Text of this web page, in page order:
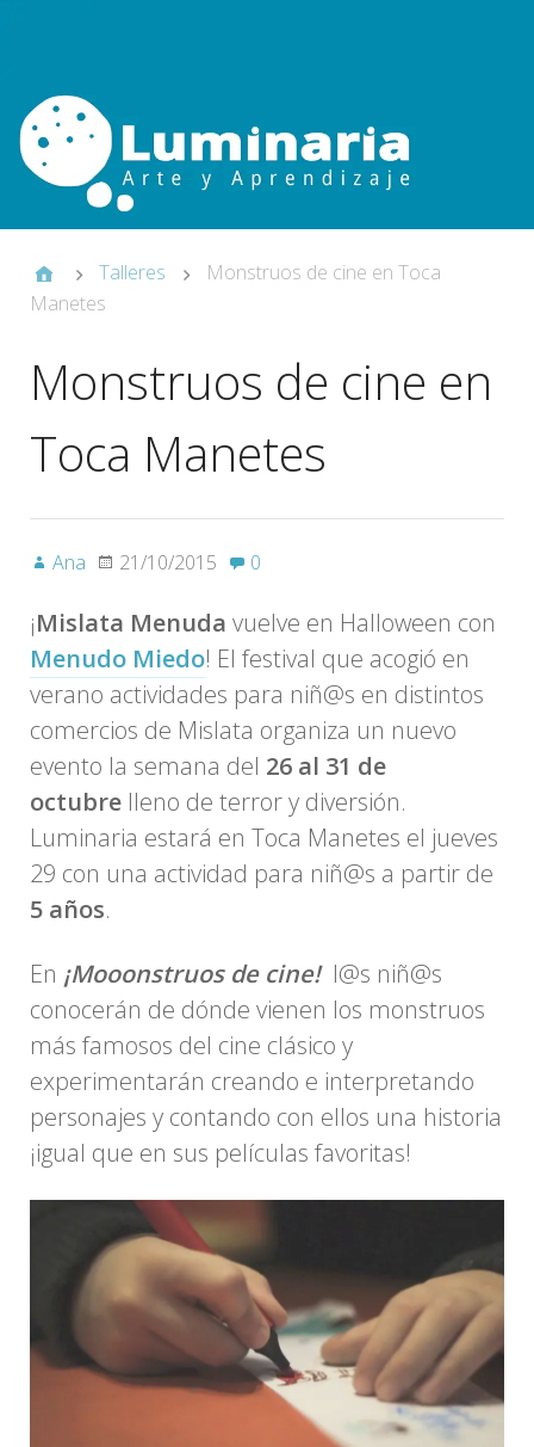
Talleres
Monstruos de cine en Toca
Manetes
Monstruos de cine en
Toca Manetes
Ana 21/10/2015 0
¡Mislata Menuda vuelve en Halloween con
Menudo Miedo! El festival que acogió en
verano actividades para niñ@s en distintos
comercios de Mislata organiza un nuevo
evento la semana del 26 al 31 de
octubre lleno de terror y diversión.
Luminaria estará en Toca Manetes el jueves
29 con una actividad para niñ@s a partir de
5 años.
En ¡Mooonstruos de cine!l@s niñ@s
conocerán de dónde vienen los monstruos
más famosos del cine clásico y
experimentarán creando e interpretando
personajes y contando con ellos una historia
¡igual que en sus películas favoritas!